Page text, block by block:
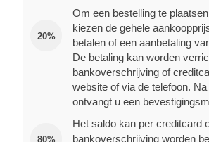
20%
Om een bestelling te
kiezen de gehele
betalen of een aanbetaling
De betaling kan worden
bankoverschrijving of
website of via de telefoon.
ontvangt u een
80%
Het saldo kan per creditcard
bankoverschrijving worden